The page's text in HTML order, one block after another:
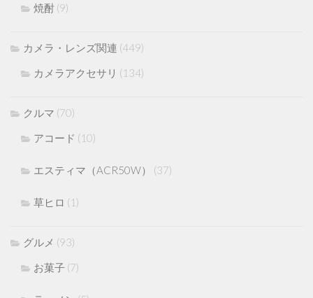
焼酎 (9)
カメラ・レンズ関連 (449)
カメラアクセサリ (134)
クルマ (70)
アコード (10)
エスティマ（ACR50W） (37)
草ヒロ (1)
グルメ (93)
お菓子 (7)